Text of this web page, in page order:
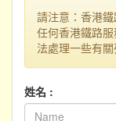
請注意：香港
任何香港鐵路
法處理一些有
姓名 :